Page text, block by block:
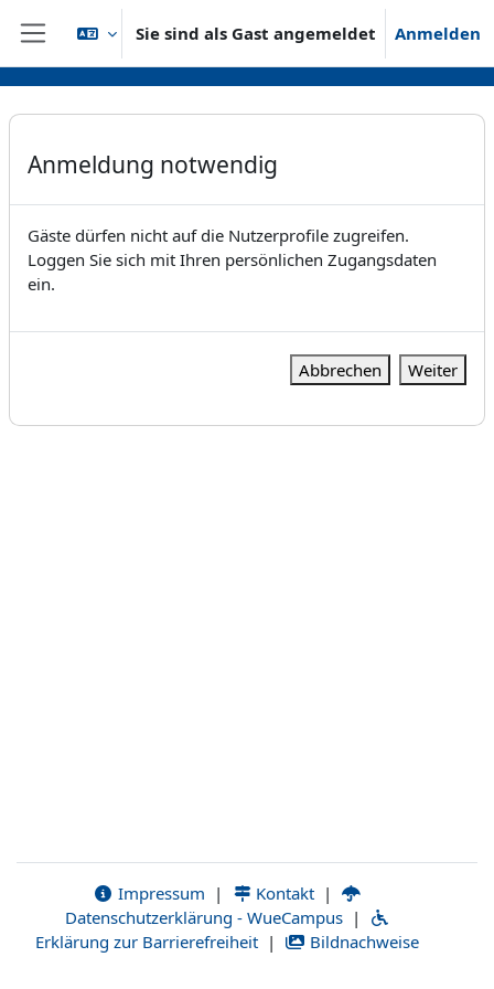
Zum Hauptinhalt
Website-Übersicht
Sie sind als Gast angemeldet Anmelden
Anmeldung notwendig
Gäste dürfen nicht auf die Nutzerprofile zugreifen.
Loggen Sie sich mit Ihren persönlichen Zugangsdaten
ein.
Abbrechen Weiter
Impressum | Kontakt |
Datenschutzerklärung - WueCampus |
Erklärung zur Barrierefreiheit | Bildnachweise